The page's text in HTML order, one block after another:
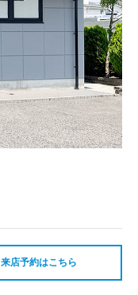
来店予約はこちら